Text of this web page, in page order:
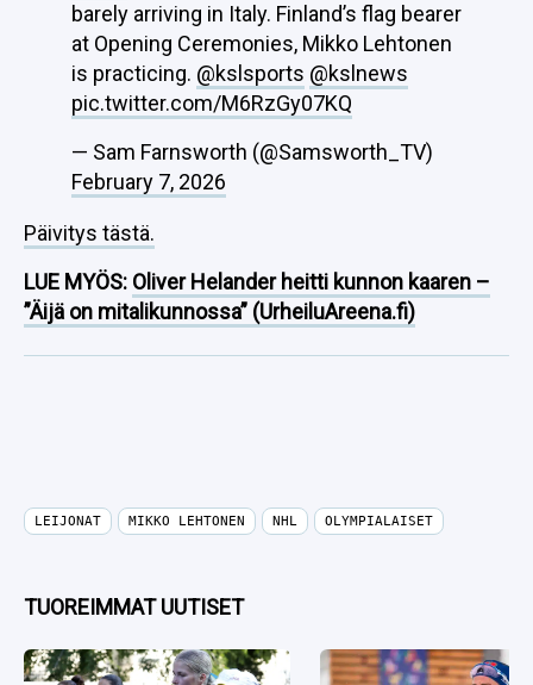
barely arriving in Italy. Finland’s flag bearer
at Opening Ceremonies, Mikko Lehtonen
is practicing. @kslsports @kslnews
pic.twitter.com/M6RzGy07KQ
— Sam Farnsworth (@Samsworth_TV)
February 7, 2026
Päivitys tästä.
LUE MYÖS: Oliver Helander heitti kunnon kaaren –
”Äijä on mitalikunnossa” (UrheiluAreena.fi)
LEIJONAT MIKKO LEHTONEN NHL OLYMPIALAISET
TUOREIMMAT UUTISET